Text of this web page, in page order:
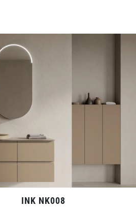
INK NK008